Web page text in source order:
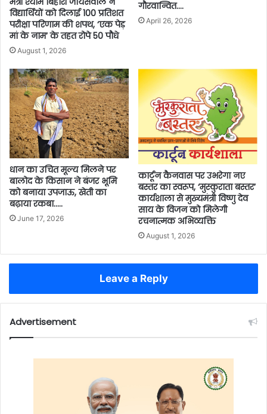
विद्यार्थियों को दिलाई 100 प्रतिशत
परीक्षा परिणाम की शपथ, ‘एक पेड़
मां के नाम’ के तहत रोपे 50 पौधे
August 1, 2026
गौरवान्वित….
April 26, 2026
धान का उचित मूल्य मिलने पर
बालोद के किसान ने बंजर भूमि
को बनाया उपजाऊ, खेती का
बढ़ाया रकबा…..
June 17, 2026
कार्टून कैनवास पर उभरेगा नए
बस्तर का स्वरूप, ‘मुस्कुराता बस्तर’
कार्यशाला से मुख्यमंत्री विष्णु देव
साय के विजन को मिलेगी
रचनात्मक अभिव्यक्ति
August 1, 2026
Leave a Reply
Advertisement